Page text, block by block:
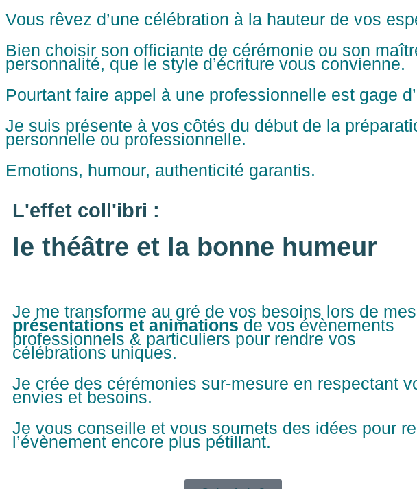
Vous rêvez d’une célébration à la hauteur de vos
Bien choisir son officiante de cérémonie ou son
personnalité, que le style d’écriture vous convienne.
Pourtant faire appel à une professionnelle est gage
Je suis présente à vos côtés du début de la
personnelle ou professionnelle.
Emotions, humour, authenticité garantis.
L'effet coll'ibri :
le théâtre et la bonne humeur
Je me transforme au gré de vos besoins lors de mes
présentations et animations de vos évènements
professionnels & particuliers pour rendre vos
célébrations uniques.
Je crée des cérémonies sur-mesure en respectant
envies et besoins.
Je vous conseille et vous soumets des idées pour
l’évènement encore plus pétillant.